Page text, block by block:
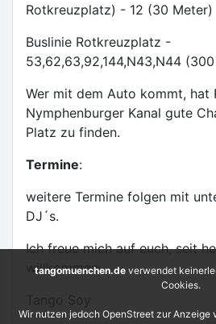
Rotkreuzplatz) - 12 (30 Meter)
Buslinie Rotkreuzplatz -
53,62,63,92,144,N43,N44
Wer mit dem Auto kommt, hat
Nymphenburger Kanal gute
Platz zu finden.
Termine:
weitere Termine folgen mit
DJ´s.
Ich freue mich auf euch, seit
willkommen.
tangomuenchen.de verwendet
Cookies.
Wir nutzen jedoch OpenStreet zur Anzeige